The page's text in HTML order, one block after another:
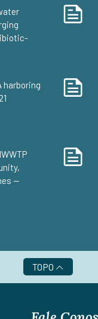
harboring
—
TOPO